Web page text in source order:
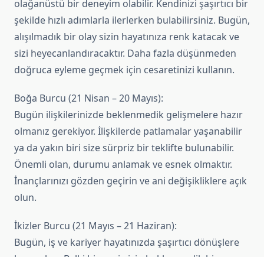
olağanüstü bir deneyim olabilir. Kendinizi şaşırtıcı bir
şekilde hızlı adımlarla ilerlerken bulabilirsiniz. Bugün,
alışılmadık bir olay sizin hayatınıza renk katacak ve
sizi heyecanlandıracaktır. Daha fazla düşünmeden
doğruca eyleme geçmek için cesaretinizi kullanın.
Boğa Burcu (21 Nisan – 20 Mayıs):
Bugün ilişkilerinizde beklenmedik gelişmelere hazır
olmanız gerekiyor. İlişkilerde patlamalar yaşanabilir
ya da yakın biri size sürpriz bir teklifte bulunabilir.
Önemli olan, durumu anlamak ve esnek olmaktır.
İnançlarınızı gözden geçirin ve ani değişikliklere açık
olun.
İkizler Burcu (21 Mayıs – 21 Haziran):
Bugün, iş ve kariyer hayatınızda şaşırtıcı dönüşlere